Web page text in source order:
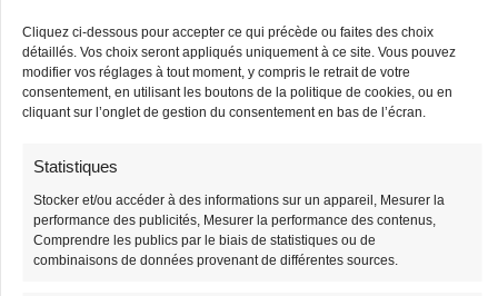
Cliquez ci-dessous pour accepter ce qui précède ou faites des choix
détaillés. Vos choix seront appliqués uniquement à ce site. Vous pouvez
modifier vos réglages à tout moment, y compris le retrait de votre
consentement, en utilisant les boutons de la politique de cookies, ou en
cliquant sur l’onglet de gestion du consentement en bas de l’écran.
Statistiques
Stocker et/ou accéder à des informations sur un appareil, Mesurer la
performance des publicités, Mesurer la performance des contenus,
Comprendre les publics par le biais de statistiques ou de
combinaisons de données provenant de différentes sources.
-3%
Stock limité
-3%
Stock limité